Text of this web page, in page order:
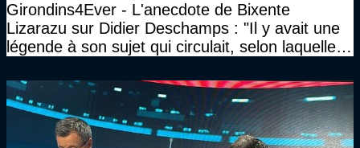
Girondins4Ever - L'anecdote de Bixente
Lizarazu sur Didier Deschamps : "Il y avait une
légende à son sujet qui circulait, selon laquelle il